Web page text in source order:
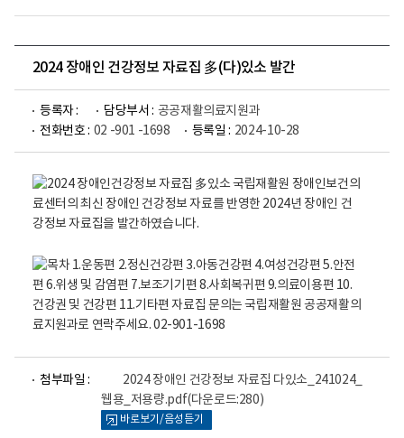
부
립
활
앙
장
인
건
의
료
센
로
고
2024 장애인 건강정보 자료집 多(다)있소 발간
등록자 : 담당부서 : 공공재활의료지원과
전화번호 : 02 -901 -1698 등록일 : 2024-10-28
첨부파일 :
2024 장애인 건강정보 자료집 다있소_241024_
웹용_저용량.pdf(다운로드:280)
바로보기/음성듣기